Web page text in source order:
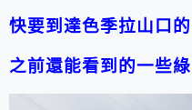
快要到達色季拉山口
之前還能看到的一些